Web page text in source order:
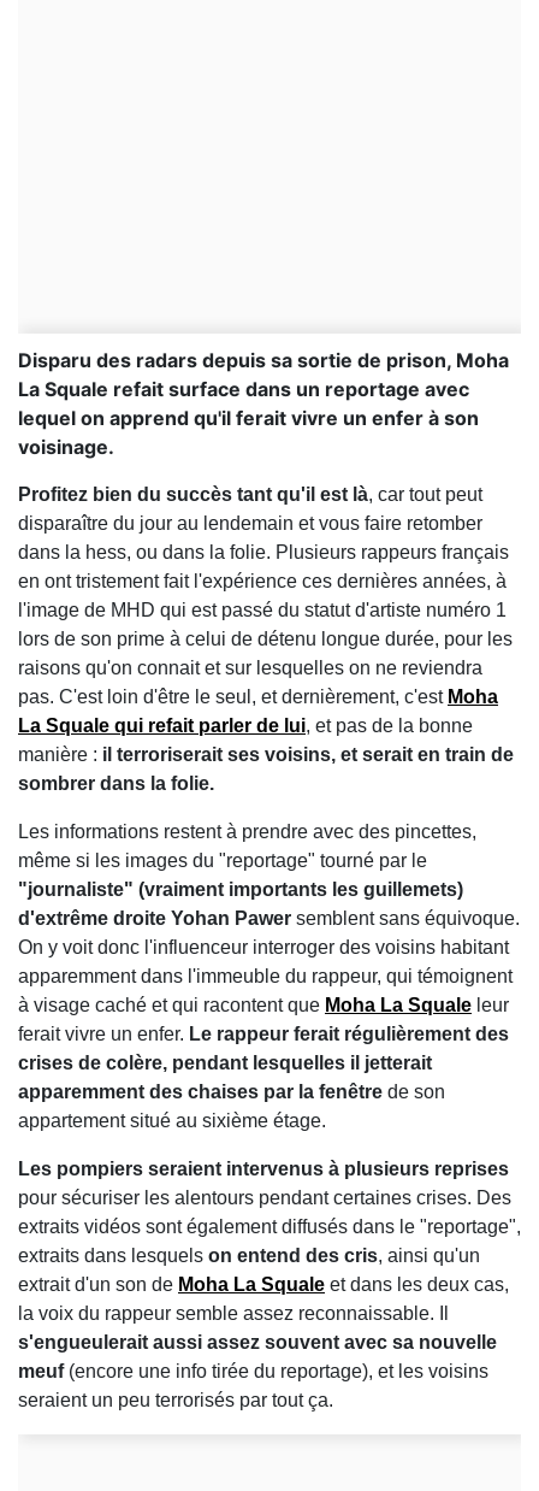
Disparu des radars depuis sa sortie de prison, Moha
La Squale refait surface dans un reportage avec
lequel on apprend qu'il ferait vivre un enfer à son
voisinage.
Profitez bien du succès tant qu'il est là, car tout peut
disparaître du jour au lendemain et vous faire retomber
dans la hess, ou dans la folie. Plusieurs rappeurs français
en ont tristement fait l'expérience ces dernières années, à
l'image de MHD qui est passé du statut d'artiste numéro 1
lors de son prime à celui de détenu longue durée, pour les
raisons qu'on connait et sur lesquelles on ne reviendra
pas. C'est loin d'être le seul, et dernièrement, c'est Moha
La Squale qui refait parler de lui, et pas de la bonne
manière : il terroriserait ses voisins, et serait en train de
sombrer dans la folie.
Les informations restent à prendre avec des pincettes,
même si les images du "reportage" tourné par le
"journaliste" (vraiment importants les guillemets)
d'extrême droite Yohan Pawer semblent sans équivoque.
On y voit donc l'influenceur interroger des voisins habitant
apparemment dans l'immeuble du rappeur, qui témoignent
à visage caché et qui racontent que Moha La Squale leur
ferait vivre un enfer. Le rappeur ferait régulièrement des
crises de colère, pendant lesquelles il jetterait
apparemment des chaises par la fenêtre de son
appartement situé au sixième étage.
Les pompiers seraient intervenus à plusieurs reprises
pour sécuriser les alentours pendant certaines crises. Des
extraits vidéos sont également diffusés dans le "reportage",
extraits dans lesquels on entend des cris, ainsi qu'un
extrait d'un son de Moha La Squale et dans les deux cas,
la voix du rappeur semble assez reconnaissable. Il
s'engueulerait aussi assez souvent avec sa nouvelle
meuf(encore une info tirée du reportage), et les voisins
seraient un peu terrorisés par tout ça.